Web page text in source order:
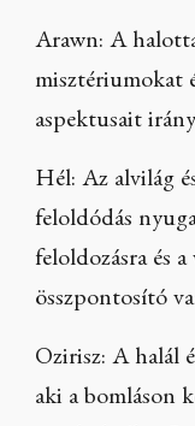
Arawn: A
misztériumokat
aspektusait
Hél: Az alvilág
feloldódás
feloldozásra és
összpontosító
Ozirisz: A halál
aki a bomláson